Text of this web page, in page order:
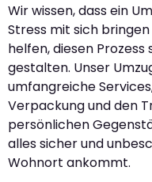
Wir wissen, dass ein
Stress mit sich
helfen, diesen
gestalten. Unser
umfangreiche
Verpackung und den
persönlichen
alles sicher und
Wohnort ankommt.